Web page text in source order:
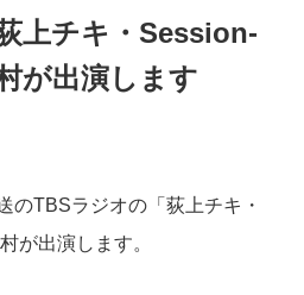
上チキ・Session-
が出演します
のTBSラジオの「荻上チキ・
が出演します。